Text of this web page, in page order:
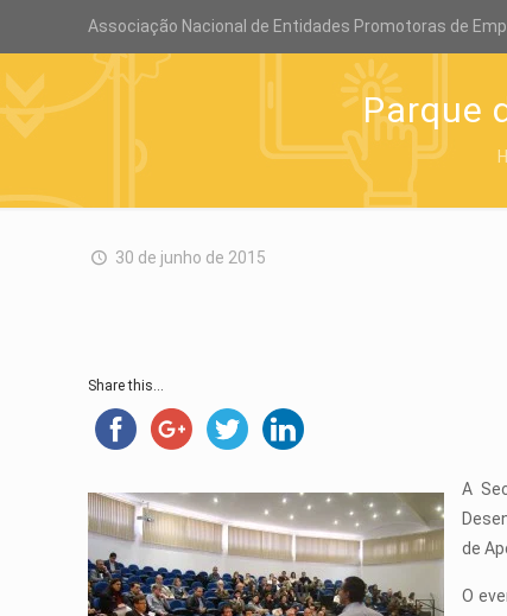
Associação Nacional de Entidades Promotoras de
Parque
30 de junho de 2015
Share this...
A
de
O